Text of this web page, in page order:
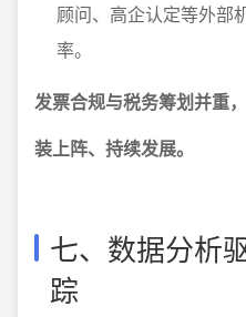
顾问、高企认定等外部
率。
发票合规与税务筹划并重
装上阵、持续发展。
七、数据分析
踪